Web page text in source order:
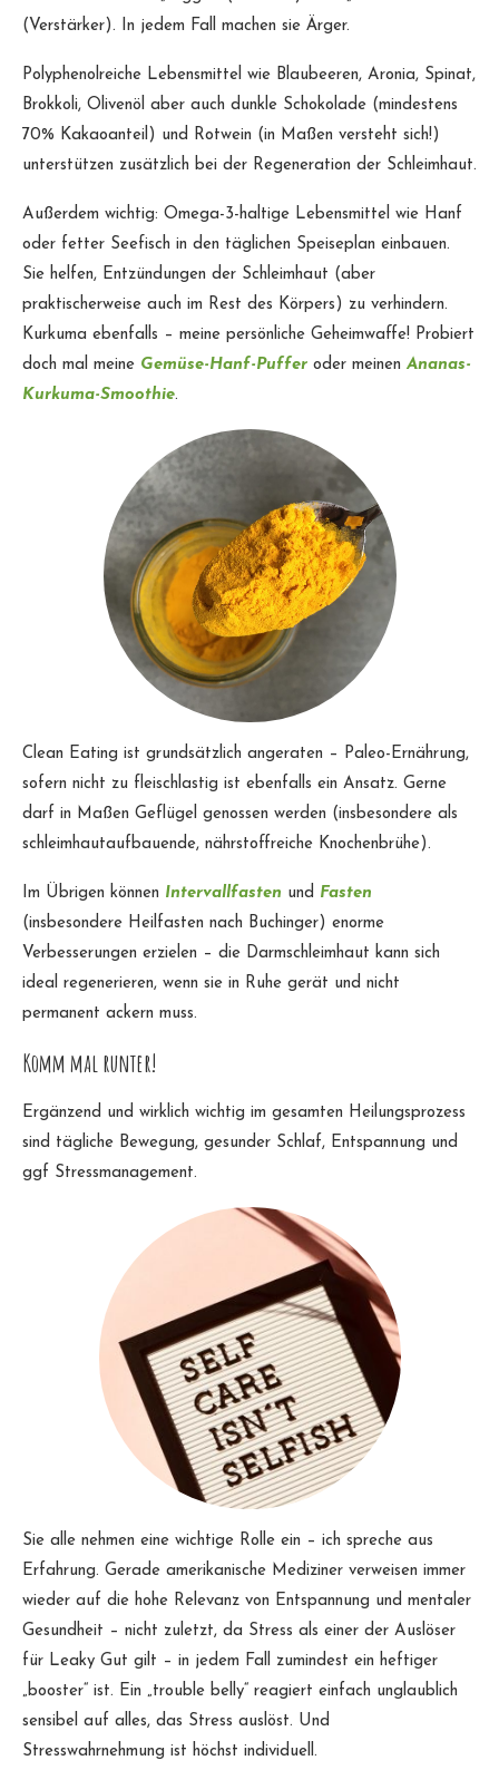
(Verstärker). In jedem Fall machen sie Ärger.
Polyphenolreiche Lebensmittel wie Blaubeeren, Aronia, Spinat,
Brokkoli, Olivenöl aber auch dunkle Schokolade (mindestens
70% Kakaoanteil) und Rotwein (in Maßen versteht sich!)
unterstützen zusätzlich bei der Regeneration der Schleimhaut.
Außerdem wichtig: Omega-3-haltige Lebensmittel wie Hanf
oder fetter Seefisch in den täglichen Speiseplan einbauen.
Sie helfen, Entzündungen der Schleimhaut (aber
praktischerweise auch im Rest des Körpers) zu verhindern.
Kurkuma ebenfalls – meine persönliche Geheimwaffe! Probiert
doch mal meine Gemüse-Hanf-Puffer oder meinen Ananas-
Kurkuma-Smoothie.
Clean Eating ist grundsätzlich angeraten – Paleo-Ernährung,
sofern nicht zu fleischlastig ist ebenfalls ein Ansatz. Gerne
darf in Maßen Geflügel genossen werden (insbesondere als
schleimhautaufbauende, nährstoffreiche Knochenbrühe).
Im Übrigen können Intervallfasten und Fasten
(insbesondere Heilfasten nach Buchinger) enorme
Verbesserungen erzielen – die Darmschleimhaut kann sich
ideal regenerieren, wenn sie in Ruhe gerät und nicht
permanent ackern muss.
Komm mal runter!
Ergänzend und wirklich wichtig im gesamten Heilungsprozess
sind tägliche Bewegung, gesunder Schlaf, Entspannung und
ggf Stressmanagement.
Sie alle nehmen eine wichtige Rolle ein – ich spreche aus
Erfahrung. Gerade amerikanische Mediziner verweisen immer
wieder auf die hohe Relevanz von Entspannung und mentaler
Gesundheit – nicht zuletzt, da Stress als einer der Auslöser
für Leaky Gut gilt – in jedem Fall zumindest ein heftiger
„booster“ ist. Ein „trouble belly“ reagiert einfach unglaublich
sensibel auf alles, das Stress auslöst. Und
Stresswahrnehmung ist höchst individuell.